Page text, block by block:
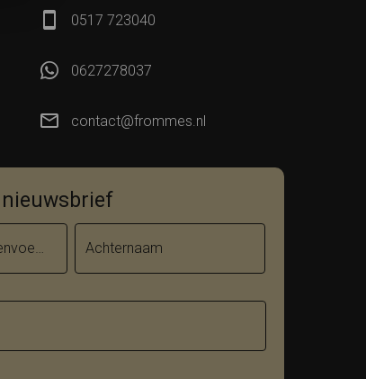
0517 723040
0627278037
contact@frommes.nl
Tussenvoegsel Achternaam